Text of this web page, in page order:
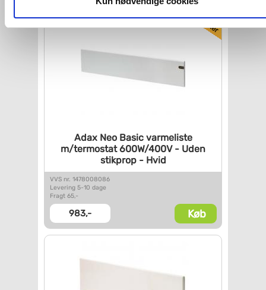
Du kan se mere om, hvordan vi behandler dine
Adax Neo Basic varmeliste
m/termostat 600W/400V - Uden
stikprop - Hvid
VVS nr. 1478008086
Levering 5-10 dage
Fragt 65,-
983,- Køb